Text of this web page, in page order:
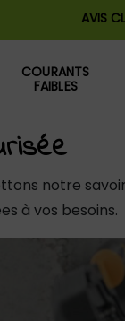
AVIS
COURANTS
FAIBLES
notre
à vos besoins.